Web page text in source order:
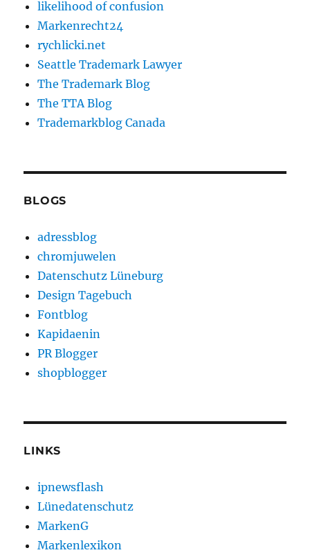
likelihood of confusion
Markenrecht24
rychlicki.net
Seattle Trademark Lawyer
The Trademark Blog
The TTA Blog
Trademarkblog Canada
BLOGS
adressblog
chromjuwelen
Datenschutz Lüneburg
Design Tagebuch
Fontblog
Kapidaenin
PR Blogger
shopblogger
LINKS
ipnewsflash
Lünedatenschutz
MarkenG
Markenlexikon